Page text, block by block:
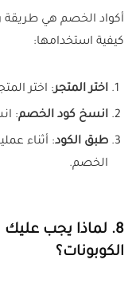
أكواد الخصم هي طريقة
كيفية استخدامها:
اختر المتجر: اختر
انسخ كود الخصم:
طبق الكود: أثناء
الخصم.
8. لماذا يجب
الكوبونات؟